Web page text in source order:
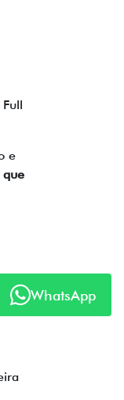
e
que
unir WhatsApp